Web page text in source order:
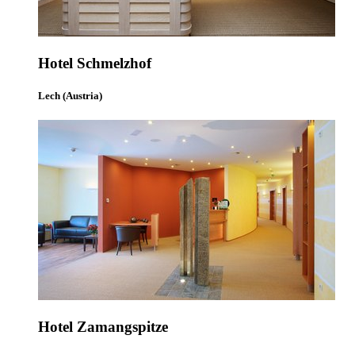
Hotel Schmelzhof
Lech (Austria)
Hotel Zamangspitze